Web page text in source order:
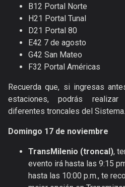
B12 Portal Norte
H21 Portal Tunal
D21 Portal 80
E42 7 de agosto
G42 San Mateo
F32 Portal Américas
Recuerda que, si ingresas
estaciones, podrás
diferentes troncales del Sistema.
Domingo 17 de noviembre
TransMilenio (troncal),
evento irá hasta las 9:15
hasta las 10:00 p.m., te